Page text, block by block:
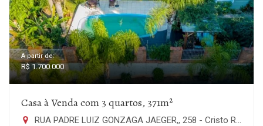
A partir de:
R$ 1.700.000
Casa à Venda com 3 quartos, 371m²
RUA PADRE LUIZ GONZAGA JAEGER,, 258 - Cristo Rei, São Leopoldo-RS